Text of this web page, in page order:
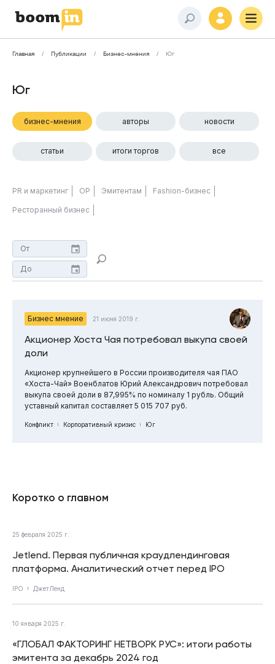
Главная Публикации Бизнес-мнения Юг
Юг
бизнес-мнения авторы новости
статьи итоги торгов все
PR и маркетинг ОР Эмитентам Fashion-бизнес
Ресторанный бизнес
Бизнес мнение 21 июня 2019 г.
Акционер Хоста Чая потребовал выкупа своей
доли
Акционер крупнейшего в России производителя чая ПАО
«Хоста-Чай» Военблатов Юрий Александрович потребовал
выкупа своей доли в 87,995% по номиналу 1 рубль. Общий
уставный капитал составляет 5 015 707 руб.
Конфликт Корпоративный кризис Юг
Коротко о главном
25 февраля 2025 г.
Jetlend. Первая публичная краудлендинговая
платформа. Аналитический отчет перед IPO
IPO ДжетЛенд
10 января 2025 г.
«ГЛОБАЛ ФАКТОРИНГ НЕТВОРК РУС»: итоги работы
эмитента за декабрь 2024 год